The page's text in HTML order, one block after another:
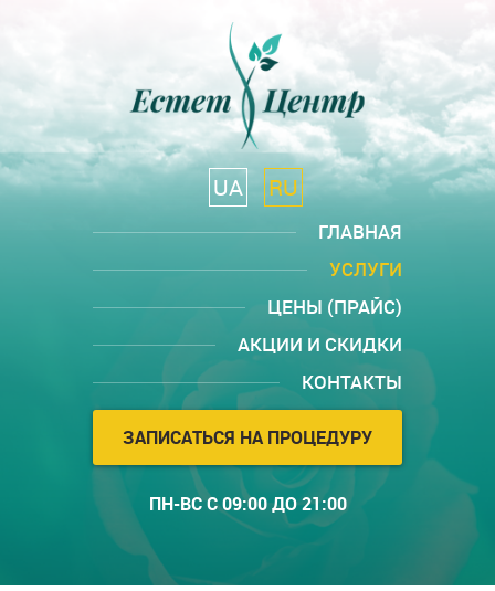
UA RU
ГЛАВНАЯ
УСЛУГИ
ЦЕНЫ (ПРАЙС)
АКЦИИ И СКИДКИ
КОНТАКТЫ
ЗАПИСАТЬСЯ НА ПРОЦЕДУРУ
ПН-ВС С 09:00 ДО 21:00